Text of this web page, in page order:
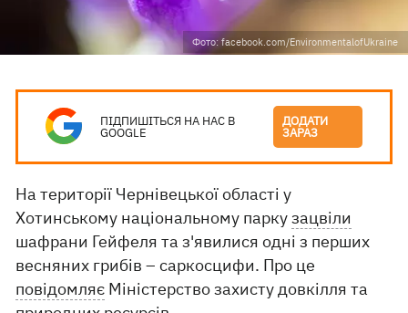
Фото: facebook.com/EnvironmentalofUkraine
ПІДПИШІТЬСЯ НА НАС В
GOOGLE
ДОДАТИ
ЗАРАЗ
На території Чернівецької області у
Хотинському національному паркузацвіли
шафрани Гейфеля та з'явилися одні з перших
весняних грибів – саркосцифи. Про це
повідомляє Міністерство захисту довкілля та